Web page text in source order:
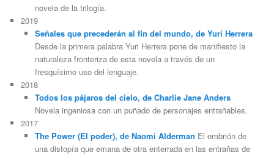
novela de la trilogía.
2019
Señales que precederán al fin del mundo, de Yuri Herrera
Desde la primera palabra Yuri Herrera pone de manifiesto la
naturaleza fronteriza de esta novela a través de un
fresquísimo uso del lenguaje.
2018
Todos los pájaros del cielo, de Charlie Jane Anders
Novela ingeniosa con un puñado de personajes entrañables.
2017
The Power (El poder), de Naomi Alderman El embrión de
una distopía que emana de otra enterrada en las entrañas de